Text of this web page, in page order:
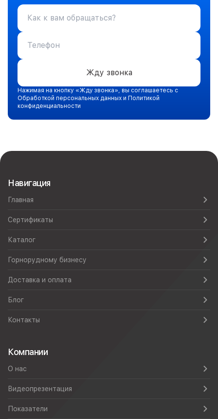
Жду звонка
Нажимая на кнопку «Жду звонка», вы соглашаетесь с
Обработкой персональных данных и Политикой
конфиденциальности
Навигация
Главная
Сертификаты
Каталог
Горнорудному бизнесу
Доставка и оплата
Блог
Контакты
Компании
О нас
Видеопрезентация
Показатели